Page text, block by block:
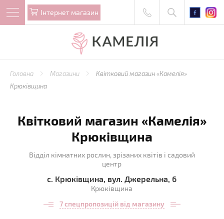
Iнтернет магазин
Головна Магазини
Квітковий магазин «Камелія»
Крюківщина
Квітковий магазин «Камелія»
Крюківщина
Відділ кімнатних рослин, зрізаних квітів і садовий
центр
с. Крюківщина, вул. Джерельна, 6
Крюківщина
7 спецпропозицій від магазину